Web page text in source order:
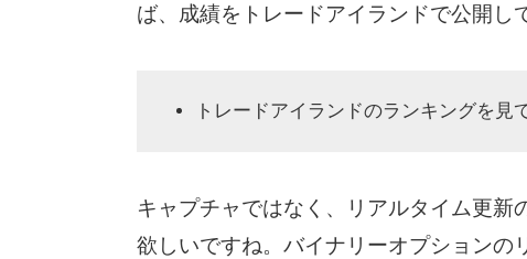
ば、成績をトレードアイランドで公開し
トレードアイランドのランキングを見
キャプチャではなく、リアルタイム更新
欲しいですね。バイナリーオプションの